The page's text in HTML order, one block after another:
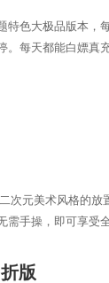
色大极品版本，
。每天都能白嫖真
次元美术风格的
手操，即可享受
版